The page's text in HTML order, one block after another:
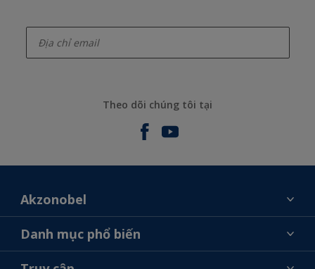
Theo dõi chúng tôi tại
Akzonobel
Giới thiệu về AkzoNobel
Liên hệ chúng tôi
Danh mục phổ biến
Tìm màu sắc